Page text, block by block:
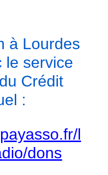
à Lourdes
le service
Crédit
:
l
dons